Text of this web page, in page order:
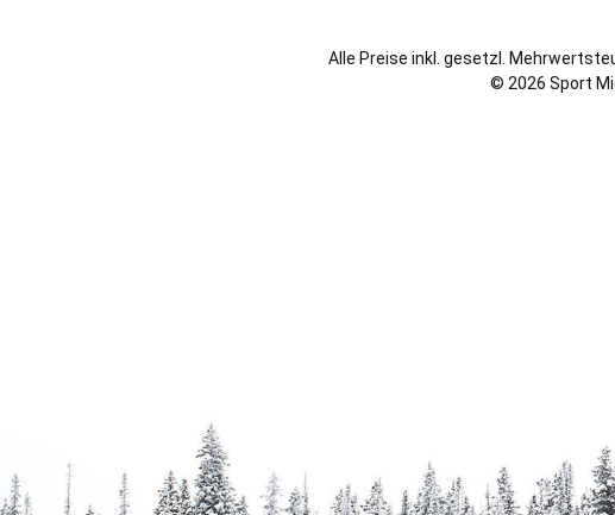
Alle Preise inkl. gesetzl.
© 2026 Sport